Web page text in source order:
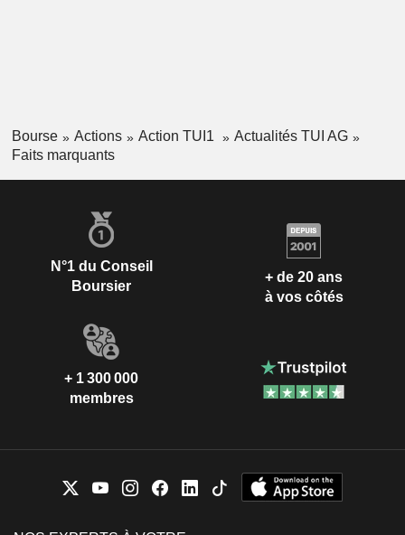
Bourse Actions Action TUI1
Actualités TUI AG
Faits marquants
N°1 du Conseil
Boursier
+ de 20 ans
à vos côtés
+ 1 300 000
membres